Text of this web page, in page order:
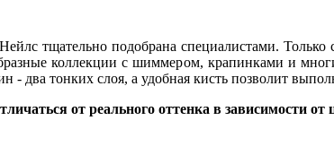
тщательно подобрана специалистами.
коллекции с шиммером, крапинками и
- два тонких слоя, а удобная кисть позволит
от реального оттенка в зависимости от